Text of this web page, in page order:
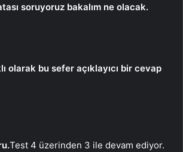
soruyoruz bakalım ne olacak.
olarak bu sefer açıklayıcı bir cevap
Test 4 üzerinden 3 ile devam ediyor.